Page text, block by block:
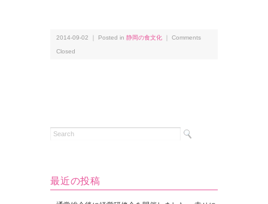
2014-09-02 ｜ Posted in 静岡の食文化 Comments
Closed
最近の投稿